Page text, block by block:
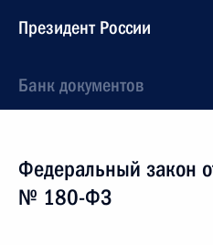
Президент России
Банк документов
Федеральный закон
№ 180-ФЗ